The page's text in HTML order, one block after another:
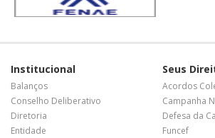
Institucional
Balanços
Conselho Deliberativo
Diretoria
Entidade
Seus
Acordos
Campanha
Defesa da
Funcef